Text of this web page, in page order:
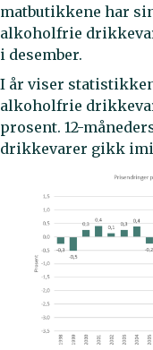
matbutikkene har
alkoholfrie
i desember.
I år viser
alkoholfrie
prosent. 12-
drikkevarer gikk